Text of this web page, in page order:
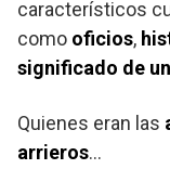
característicos
como oficios,
significado de
Quienes eran las
arrieros…